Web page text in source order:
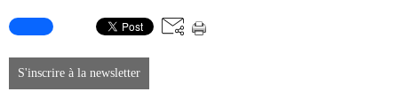
S'inscrire à la newsletter